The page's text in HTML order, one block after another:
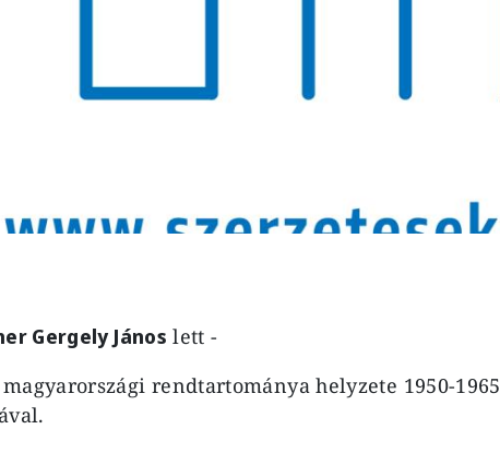
Gergely János lett -
rendtartománya helyzete 1950-1965